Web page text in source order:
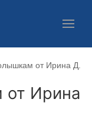
от Ирина Д.
от Ирина